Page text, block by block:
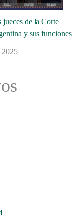
jueces de la Corte
y sus funciones
2025